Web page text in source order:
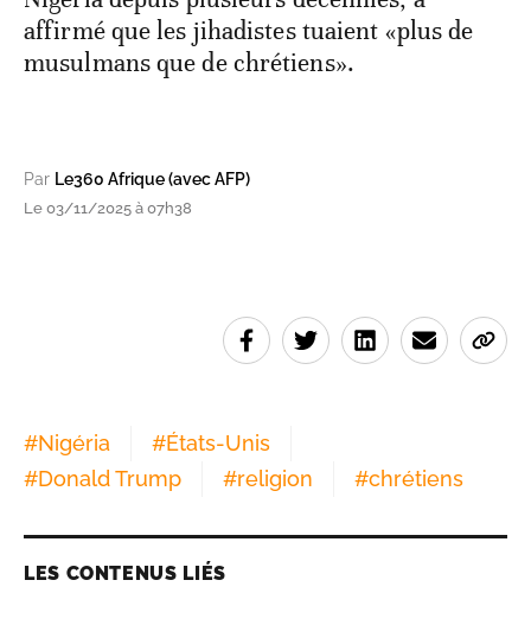
affirmé que les jihadistes tuaient «plus de
musulmans que de chrétiens».
Par Le360 Afrique (avec AFP)
Le 03/11/2025 à 07h38
#Nigéria #États-Unis
#Donald Trump #religion #chrétiens
LES CONTENUS LIÉS